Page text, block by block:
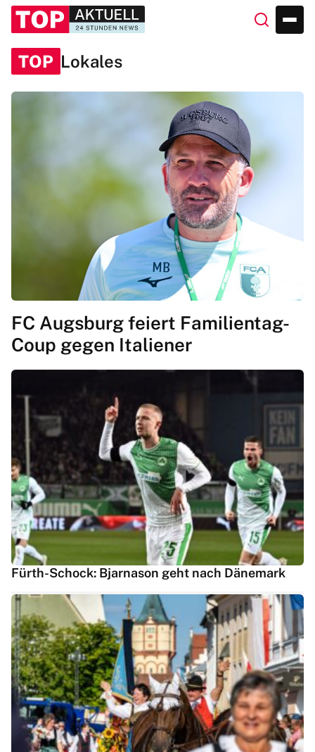
TOP Lokales
FC Augsburg feiert Familientag-
Coup gegen Italiener
Fürth-Schock: Bjarnason geht nach Dänemark